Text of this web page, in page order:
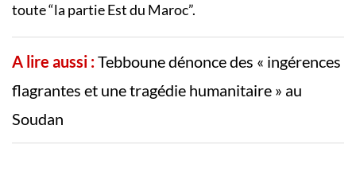
toute “la partie Est du Maroc”.
A lire aussi :Tebboune dénonce des « ingérences
flagrantes et une tragédie humanitaire » au
Soudan